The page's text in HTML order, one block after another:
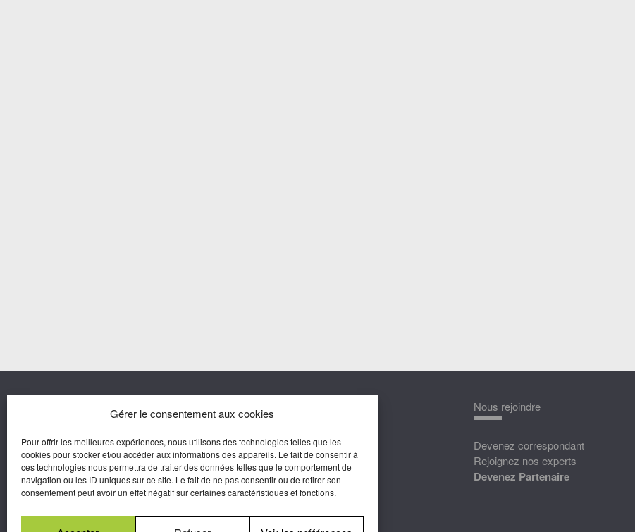
Gérer le consentement aux cookies
Pour offrir les meilleures expériences, nous utilisons des technologies telles que les
cookies pour stocker et/ou accéder aux informations des appareils. Le fait de consentir à
ces technologies nous permettra de traiter des données telles que le comportement de
navigation ou les ID uniques sur ce site. Le fait de ne pas consentir ou de retirer son
consentement peut avoir un effet négatif sur certaines caractéristiques et fonctions.
Une marque d’Agora Médias,
Éditeur de presse.
Agora Médias
Yves Guittat
Nous rejoindre
Devenez correspondant
Rejoignez nos experts
Devenez Partenaire